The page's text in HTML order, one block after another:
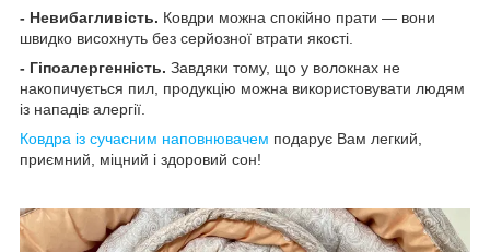
- Невибагливість. Ковдри можна спокійно прати — вони
швидко висохнуть без серйозної втрати якості.
- Гіпоалергенність. Завдяки тому, що у волокнах не
накопичується пил, продукцію можна використовувати людям
із нападів алергії.
Ковдра із сучасним наповнювачем подарує Вам легкий,
приємний, міцний і здоровий сон!